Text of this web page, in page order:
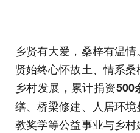
乡贤有大爱，桑梓有温
贤始终心怀故土、情系
乡村发展，累计捐资500
缮、桥梁修建、人居环
教奖学等公益事业与乡